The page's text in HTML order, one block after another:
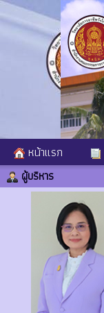
หน้าแรก
ผู้บริหาร